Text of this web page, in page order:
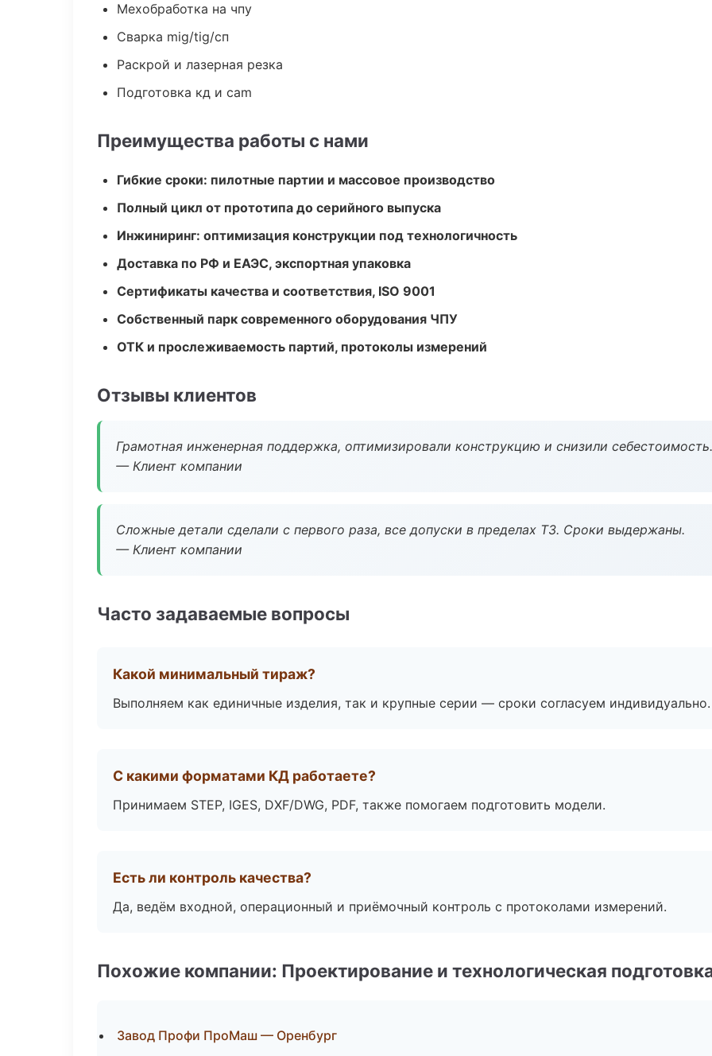
Мехобработка на чпу
Сварка mig/tig/сп
Раскрой и лазерная резка
Подготовка кд и cam
Преимущества работы с нами
Гибкие сроки: пилотные партии и массовое производство
Полный цикл от прототипа до серийного выпуска
Инжиниринг: оптимизация конструкции под технологичность
Доставка по РФ и ЕАЭС, экспортная упаковка
Сертификаты качества и соответствия, ISO 9001
Собственный парк современного оборудования ЧПУ
ОТК и прослеживаемость партий, протоколы измерений
Отзывы клиентов
Грамотная инженерная поддержка, оптимизировали конструкцию и снизили себестоимость.
— Клиент компании
Сложные детали сделали с первого раза, все допуски в пределах ТЗ. Сроки выдержаны.
— Клиент компании
Часто задаваемые вопросы
Какой минимальный тираж?
Выполняем как единичные изделия, так и крупные серии — сроки согласуем индивидуально.
С какими форматами КД работаете?
Принимаем STEP, IGES, DXF/DWG, PDF, также помогаем подготовить модели.
Есть ли контроль качества?
Да, ведём входной, операционный и приёмочный контроль с протоколами измерений.
Похожие компании: Проектирование и технологическая
Завод Профи ПроМаш — Оренбург